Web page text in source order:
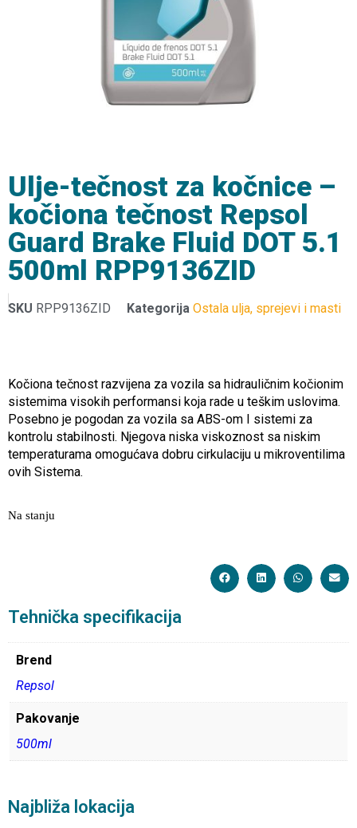
Ulje-tečnost za kočnice –
kočiona tečnost Repsol
Guard Brake Fluid DOT 5.1
500ml RPP9136ZID
SKU RPP9136ZID Kategorija Ostala ulja, sprejevi i masti
Kočiona tečnost razvijena za vozila sa hidrauličnim kočionim
sistemima visokih performansi koja rade u teškim uslovima.
Posebno je pogodan za vozila sa ABS-om I sistemi za
kontrolu stabilnosti. Njegova niska viskoznost sa niskim
temperaturama omogućava dobru cirkulaciju u mikroventilima
ovih Sistema.
Na stanju
Tehnička specifikacija
Brend
Repsol
Pakovanje
500ml
Najbliža lokacija